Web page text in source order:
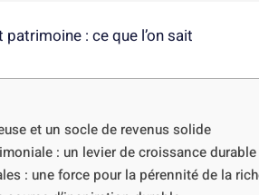
: ce que l’on sait
et un socle de revenus solide
: un levier de croissance durable
: une force pour la pérennité de la